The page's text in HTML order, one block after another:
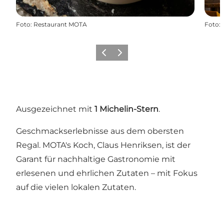
Foto: Restaurant MOTA Foto:
Vorherige Folie
Nächste Folie
Ausgezeichnet mit 1 Michelin-Stern.
Geschmackserlebnisse aus dem obersten
Regal. MOTA's Koch, Claus Henriksen, ist der
Garant für nachhaltige Gastronomie mit
erlesenen und ehrlichen Zutaten – mit Fokus
auf die vielen lokalen Zutaten.